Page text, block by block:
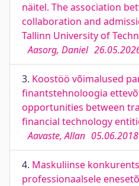
näitel. The association
collaboration and
Tallinn University of
Aasorg, Daniel
3. Koostöö võimalused
finantstehnoloogia
opportunities between
financial technology
Aavaste, Allan 05.06.2018
4. Maskuliinse
professionaalsele